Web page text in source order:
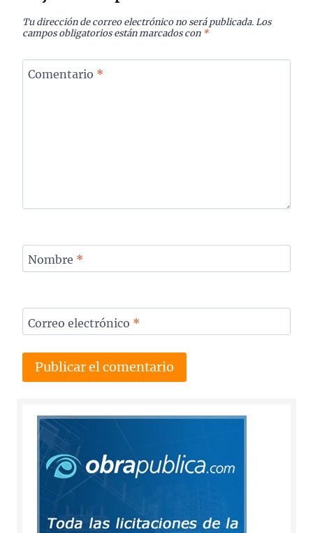
Tu dirección de correo electrónico no será publicada. Los
campos obligatorios están marcados con *
Comentario *
Nombre *
Correo electrónico *